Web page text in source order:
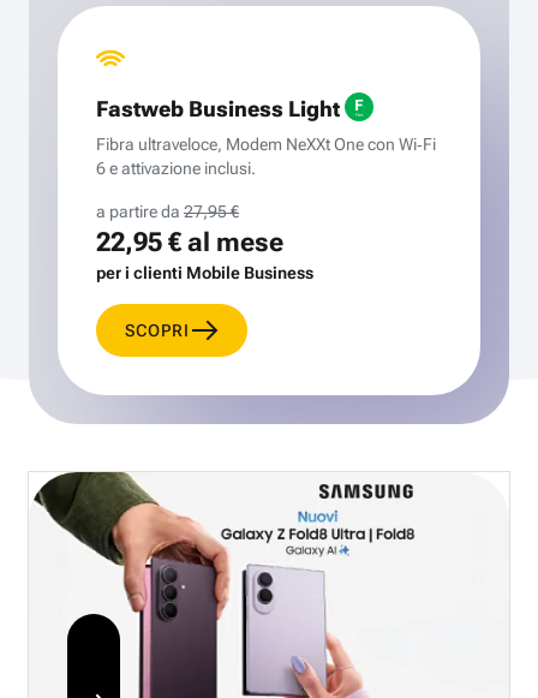
Fastweb Business Light
Fibra ultraveloce, Modem NeXXt One con Wi‑Fi
6 e attivazione inclusi.
a partire da 27,95 €
22,95 €al mese
per i clienti Mobile Business
SCOPRI